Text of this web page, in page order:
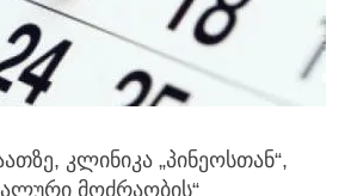
კლინიკა „პინეოსთან“,
მოძრაობის“